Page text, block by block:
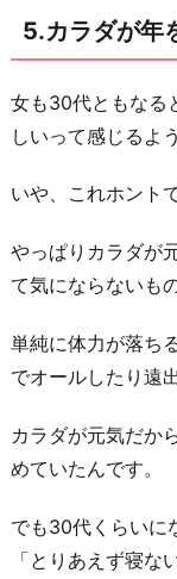
5.カラダが年
女も30代ともなる
しいって感じるよ
いや、これホント
やっぱりカラダが
て気にならないも
単純に体力が落ち
でオールしたり遠
カラダが元気だか
めていたんです。
でも30代くらいに
「とりあえず寝